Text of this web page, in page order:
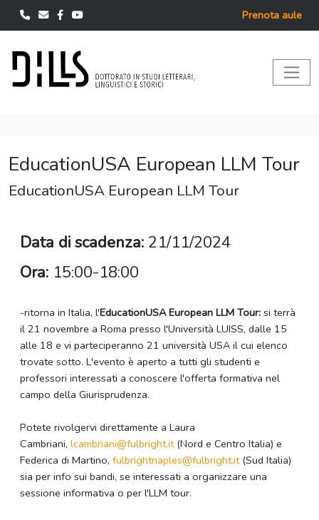
Prenota aule
EducationUSA European LLM Tour
EducationUSA European LLM Tour
Data di scadenza: 21/11/2024
Ora: 15:00-18:00
-ritorna in Italia, l'EducationUSA European LLM Tour: si terrà
il 21 novembre a Roma presso l'Università LUISS, dalle 15
alle 18 e vi parteciperanno 21 università USA il cui elenco
trovate sotto. L'evento è aperto a tutti gli studenti e
professori interessati a conoscere l'offerta formativa nel
campo della Giurisprudenza.
Potete rivolgervi direttamente a Laura
Cambriani, lcambriani@fulbright.it(Nord e Centro Italia) e
Federica di Martino, fulbrightnaples@fulbright.it(Sud Italia)
sia per info sui bandi, se interessati a organizzare una
sessione informativa o per l'LLM tour.